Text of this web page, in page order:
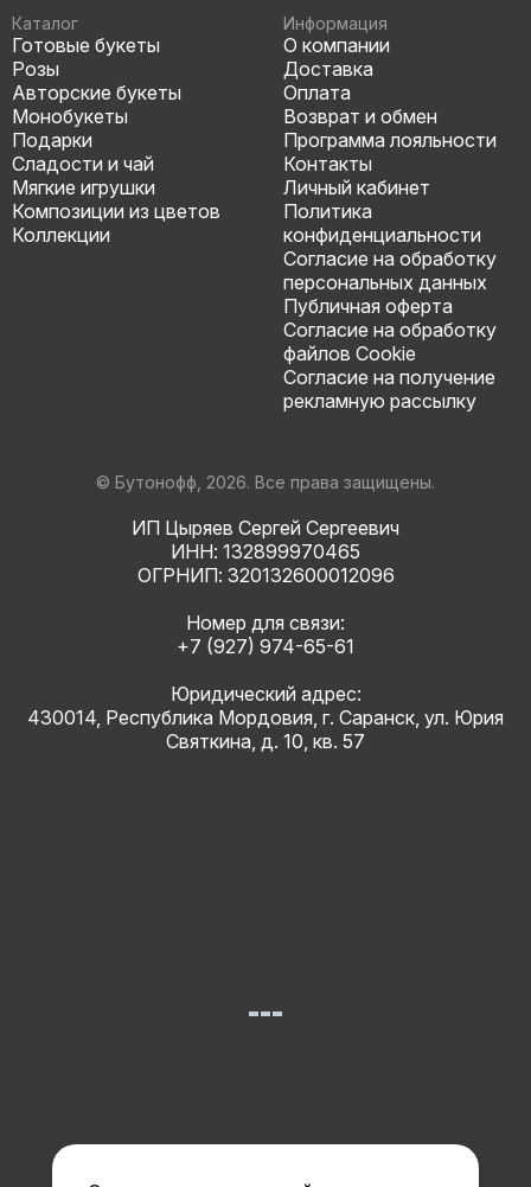
Каталог
Готовые букеты
Розы
Авторские букеты
Монобукеты
Подарки
Сладости и чай
Мягкие игрушки
Композиции из цветов
Коллекции
Информация
О компании
Доставка
Оплата
Возврат и обмен
Программа лояльности
Контакты
Личный кабинет
Политика
конфиденциальности
Согласие на обработку
персональных данных
Публичная оферта
Согласие на обработку
файлов Cookie
Согласие на получение
рекламную рассылку
© Бутонофф, 2026. Все права защищены.
ИП Цыряев Сергей Сергеевич
ИНН: 132899970465
ОГРНИП: 320132600012096
Номер для связи:
+7 (927) 974-65-61
Юридический адрес:
430014, Республика Мордовия, г. Саранск, ул. Юрия
Святкина, д. 10, кв. 57